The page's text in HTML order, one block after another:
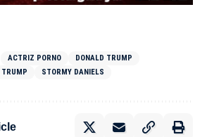
ACTRIZ PORNO
DONALD TRUMP
STORMY DANIELS